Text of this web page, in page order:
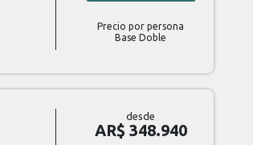
Precio por persona
Base Doble
desde
AR$ 348.940